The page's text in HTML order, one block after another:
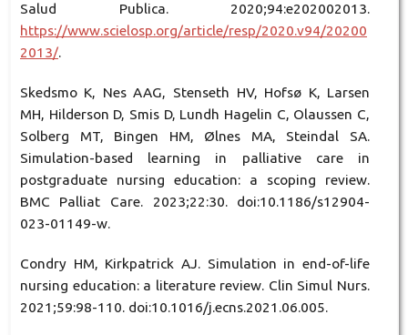
Salud Publica. 2020;94:e202002013.
https://www.scielosp.org/article/resp/2020.v94/20200
2013/.
Skedsmo K, Nes AAG, Stenseth HV, Hofsø K, Larsen
MH, Hilderson D, Smis D, Lundh Hagelin C, Olaussen C,
Solberg MT, Bingen HM, Ølnes MA, Steindal SA.
Simulation-based learning in palliative care in
postgraduate nursing education: a scoping review.
BMC Palliat Care. 2023;22:30. doi:10.1186/s12904-
023-01149-w.
Condry HM, Kirkpatrick AJ. Simulation in end-of-life
nursing education: a literature review. Clin Simul Nurs.
2021;59:98-110. doi:10.1016/j.ecns.2021.06.005.